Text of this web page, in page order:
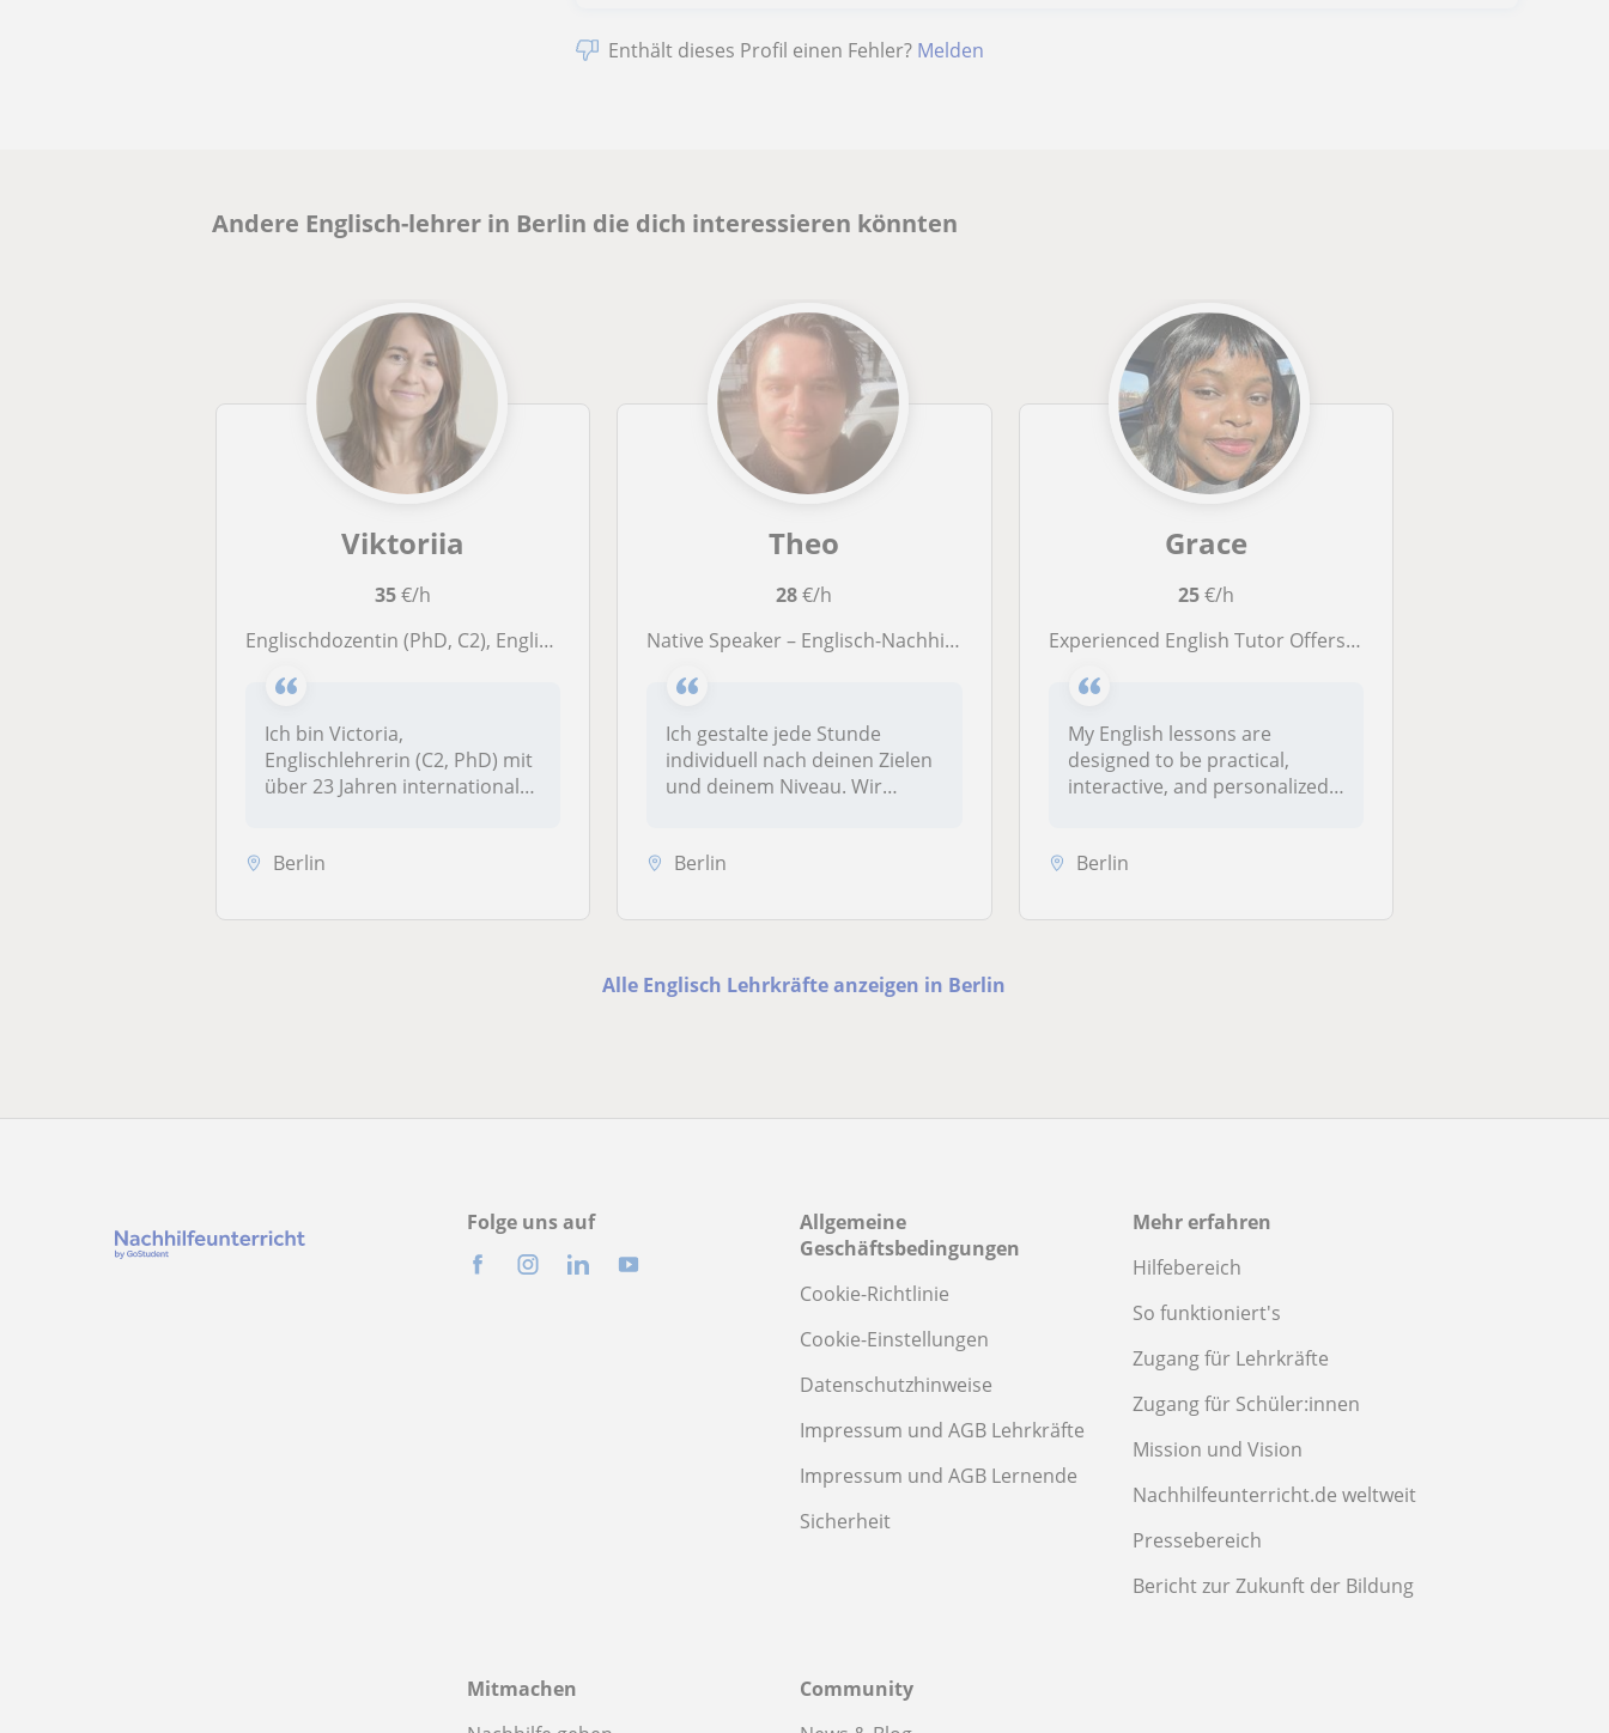
Enthält dieses Profil einen Fehler? Melden
Andere Englisch-lehrer in Berlin die dich interessieren könnten
Viktoriia
35€/h
Englischdozentin (PhD, C2), Englischtraining, Business English, Academic English
Ich bin Victoria,
Englischlehrerin (C2, PhD) mit
über 23 Jahren internationaler
Berlin
Theo
28€/h
Native Speaker – Englisch-Nachhilfe für Business, Prüfungen & Alltag
Ich gestalte jede Stunde
individuell nach deinen Zielen
und deinem Niveau. Wir
Berlin
Grace
25€/h
Experienced English Tutor Offers Engaging Lessons for Children and Adults
My English lessons are
designed to be practical,
interactive, and personalized
Berlin
Alle Englisch Lehrkräfte anzeigen in Berlin
Folge uns auf
Allgemeine
Geschäftsbedingungen
Cookie-Richtlinie
Cookie-Einstellungen
Datenschutzhinweise
Impressum und AGB Lehrkräfte
Impressum und AGB Lernende
Sicherheit
Mehr erfahren
Hilfebereich
So funktioniert's
Zugang für Lehrkräfte
Zugang für Schüler:innen
Mission und Vision
Nachhilfeunterricht.de weltweit
Pressebereich
Bericht zur Zukunft der Bildung
Mitmachen
Community